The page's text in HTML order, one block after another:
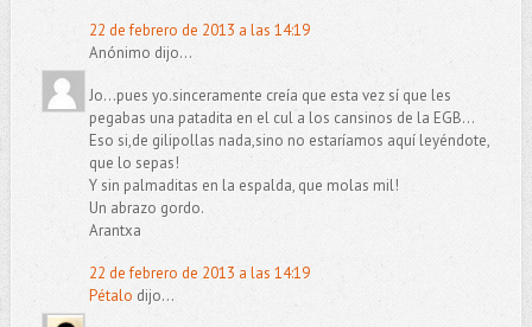
22 de febrero de 2013 a las 14:19
Anónimo dijo...
Jo...pues yo.sinceramente creía que esta vez sí que les
pegabas una patadita en el cul a los cansinos de la EGB...
Eso si,de gilipollas nada,sino no estaríamos aquí leyéndote,
que lo sepas!
Y sin palmaditas en la espalda, que molas mil!
Un abrazo gordo.
Arantxa
22 de febrero de 2013 a las 14:19
Pétalo dijo...